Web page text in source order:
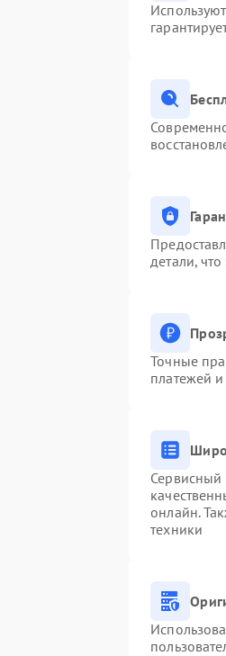
детали,
Точные
платежей
Сервисный
онлайн.
техники